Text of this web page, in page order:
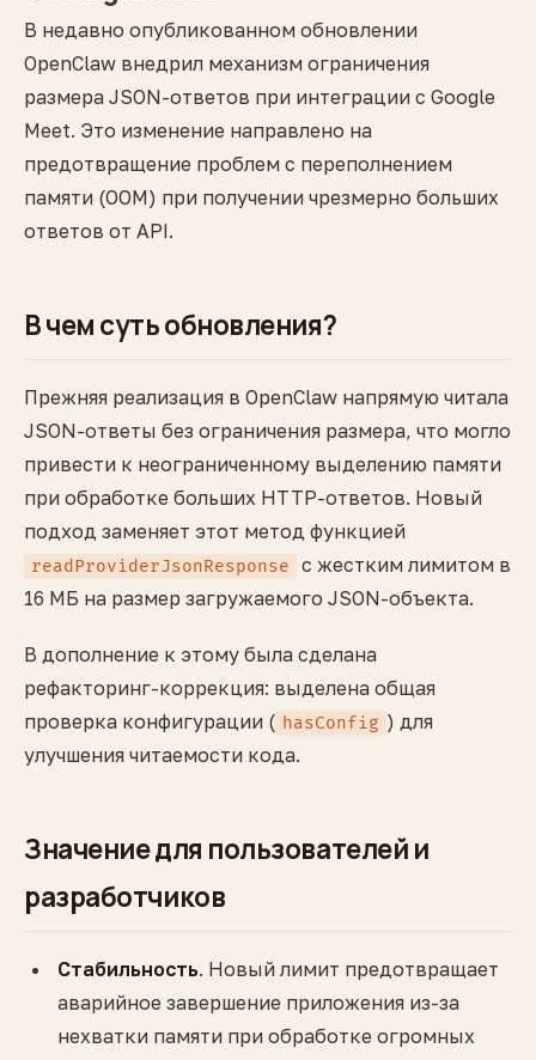
В недавно опубликованном обновлении
OpenClaw внедрил механизм ограничения
размера JSON-ответов при интеграции с Google
Meet. Это изменение направлено на
предотвращение проблем с переполнением
памяти (OOM) при получении чрезмерно больших
ответов от API.
В чем суть обновления?
Прежняя реализация в OpenClaw напрямую читала
JSON-ответы без ограничения размера, что могло
привести к неограниченному выделению памяти
при обработке больших HTTP-ответов. Новый
подход заменяет этот метод функцией
readProviderJsonResponse
с жестким лимитом в
16 МБ на размер загружаемого JSON-объекта.
В дополнение к этому была сделана
рефакторинг-коррекция: выделена общая
проверка конфигурации ( hasConfig ) для
улучшения читаемости кода.
Значение для пользователей и
разработчиков
Стабильность. Новый лимит предотвращает
аварийное завершение приложения из-за
нехватки памяти при обработке огромных